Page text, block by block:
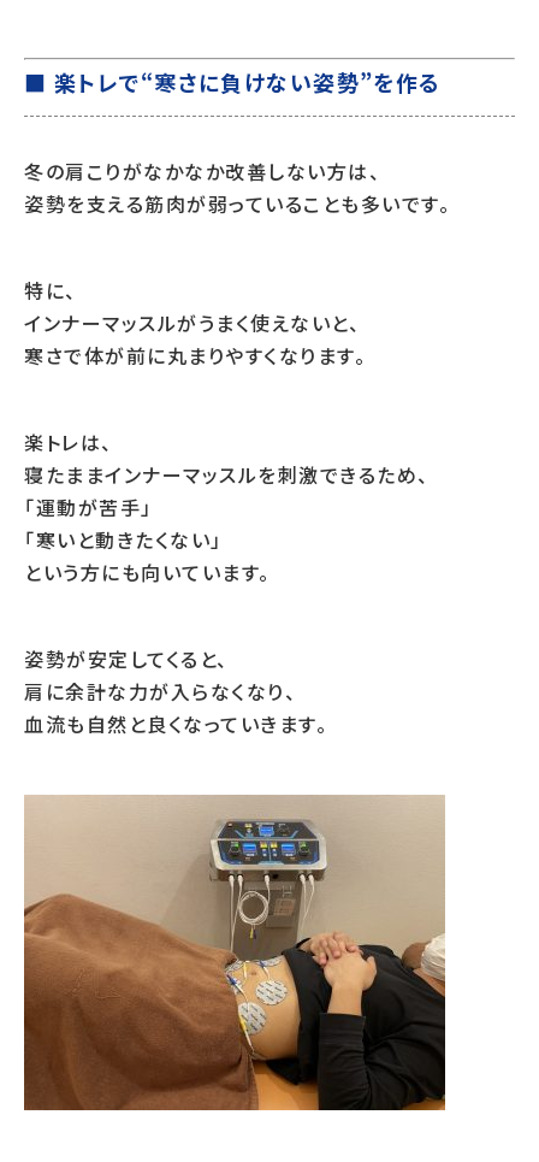
■ 楽トレで“寒さに負けない姿勢”を作る
冬の肩こりがなかなか改善しない方は、
姿勢を支える筋肉が弱っていることも多いです。
特に、
インナーマッスルがうまく使えないと、
寒さで体が前に丸まりやすくなります。
楽トレは、
寝たままインナーマッスルを刺激できるため、
「運動が苦手」
「寒いと動きたくない」
という方にも向いています。
姿勢が安定してくると、
肩に余計な力が入らなくなり、
血流も自然と良くなっていきます。